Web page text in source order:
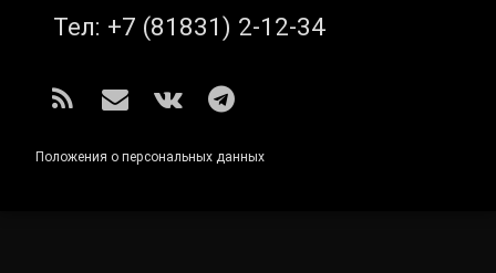
Тел: +7 (81831) 2-12-34
RSS E-mailВКонтакте
Telegram
Положения о персональных данных